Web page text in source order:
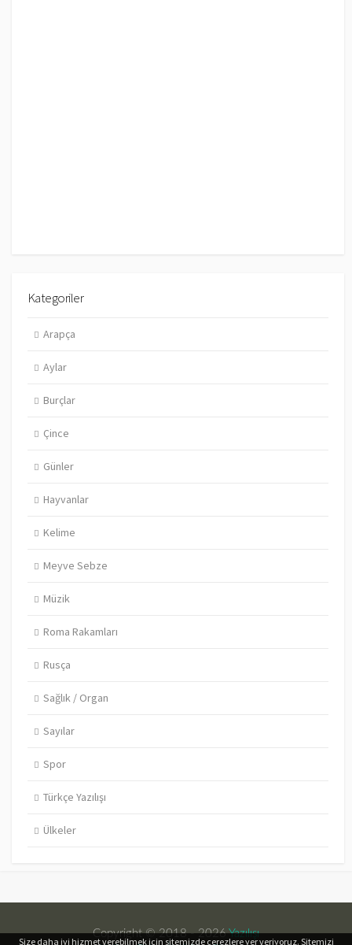
Kategoriler
Arapça
Aylar
Burçlar
Çince
Günler
Hayvanlar
Kelime
Meyve Sebze
Müzik
Roma Rakamları
Rusça
Sağlık / Organ
Sayılar
Spor
Türkçe Yazılışı
Ülkeler
Copyright © 2018 - 2026Yazılışı
Size daha iyi hizmet verebilmek için sitemizde çerezlere yer veriyoruz. Sitemizi